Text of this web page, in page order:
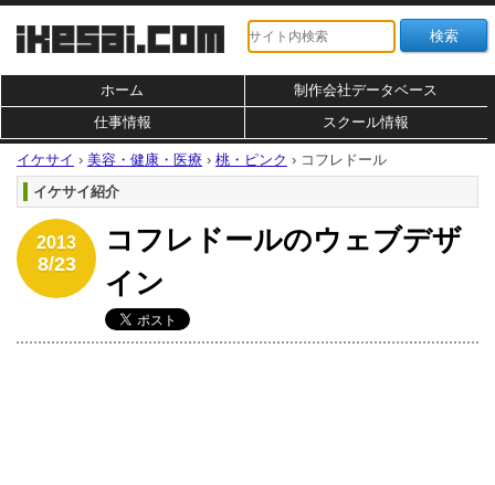
ホーム
制作会社データベース
仕事情報
スクール情報
イケサイ › 美容・健康・医療 › 桃・ピンク › コフレドール
イケサイ紹介
2013
8/23
コフレドールのウェブデザ
イン